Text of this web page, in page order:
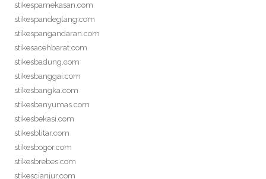
stikespamekasan.com
stikespandeglang.com
stikespangandaran.com
stikesacehbarat.com
stikesbadung.com
stikesbanggai.com
stikesbangka.com
stikesbanyumas.com
stikesbekasi.com
stikesblitar.com
stikesbogor.com
stikesbrebes.com
stikescianjur.com